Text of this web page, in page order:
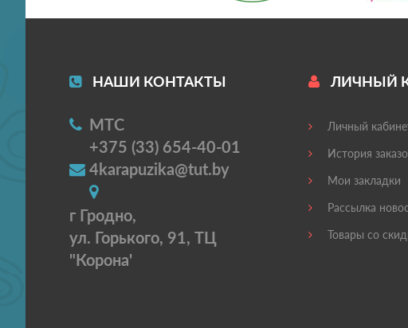
НАШИ КОНТАКТЫ
МТС
+375 (33) 654-40-01
4karapuzika@tut.by
г Гродно,
ул. Горького, 91, ТЦ
"Корона'
ЛИЧНЫЙ
Личный
История
Мои закладки
Рассылка
Товары со